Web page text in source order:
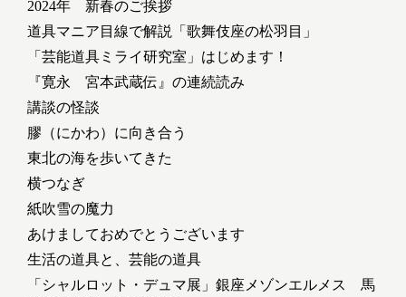
2024年 新春のご挨拶
道具マニア目線で解説「歌舞伎座の松羽目」
「芸能道具ミライ研究室」はじめます！
『寛永 宮本武蔵伝』の連続読み
講談の怪談
膠（にかわ）に向き合う
東北の海を歩いてきた
横つなぎ
紙吹雪の魔力
あけましておめでとうございます
生活の道具と、芸能の道具
「シャルロット・デュマ展」銀座メゾンエルメス 馬